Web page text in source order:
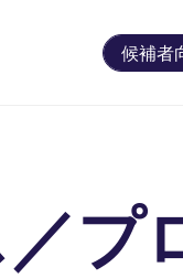
候補者
プ